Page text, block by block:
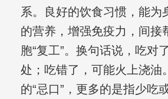
系。良好的饮食习惯，能为
的营养，增强免疫力，间接
胞“复工”。换句话说，吃对
处；吃错了，可能火上浇油
的“忌口”，更多的是指少吃